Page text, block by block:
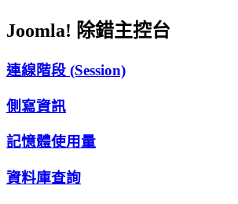
Joomla! 除錯主控台
連線階段 (Session)
側寫資訊
記憶體使用量
資料庫查詢